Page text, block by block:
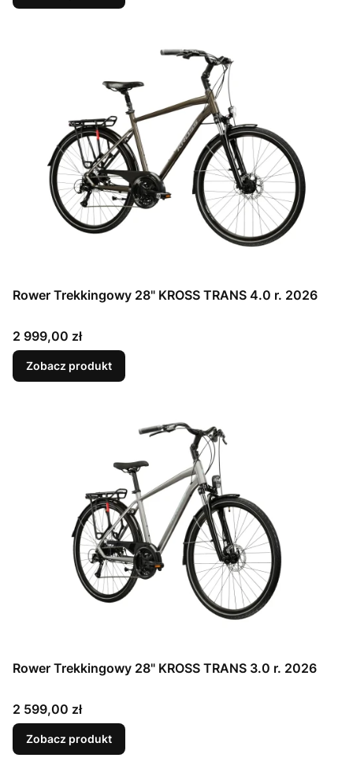
Rower Trekkingowy 28" KROSS TRANS 4.0 r. 2026
Cena
2 999,00 zł
Zobacz produkt
Rower Trekkingowy 28" KROSS TRANS 3.0 r. 2026
Cena
2 599,00 zł
Zobacz produkt